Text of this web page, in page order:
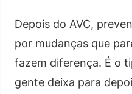
Depois do AVC,
por mudanças que
fazem diferença. É o
gente deixa para